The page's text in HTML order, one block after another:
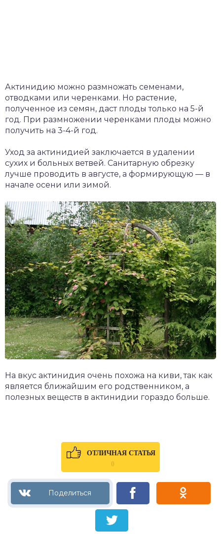
Актинидию можно размножать семенами,
отводками или черенками. Но растение,
полученное из семян, даст плоды только на 5-й
год. При размножении черенками плоды можно
получить на 3-4-й год.
Уход за актинидией заключается в удалении
сухих и больных ветвей. Санитарную обрезку
лучше проводить в августе, а формирующую — в
начале осени или зимой.
На вкус актинидия очень похожа на киви, так как
является ближайшим его родственником, а
полезных веществ в актинидии гораздо больше.
ОТЛИЧНАЯ СТАТЬЯ
0